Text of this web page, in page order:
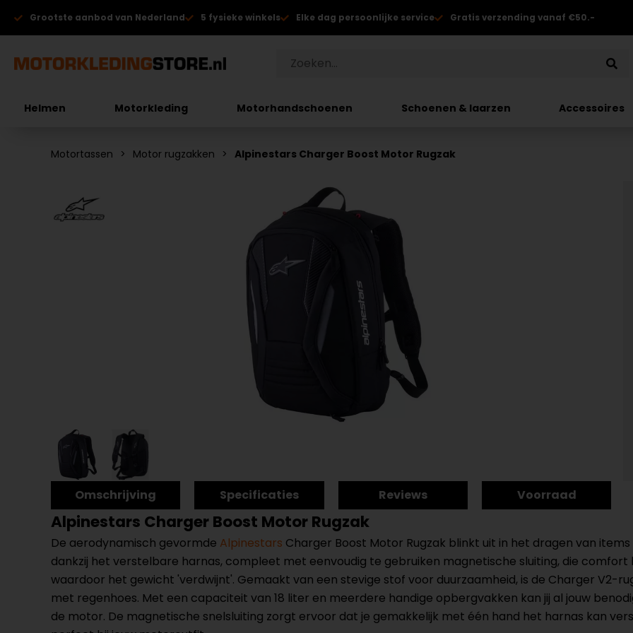
Grootste aanbod van Nederland 5 fysieke winkels Elke dag persoonlijke service Gratis verzending vanaf €50.-
Helmen Motorkleding Motorhandschoenen Schoenen & laarzen Accessoires
Motortassen Motor rugzakken Alpinestars Charger Boost Motor Rugzak
Omschrijving Specificaties Reviews Voorraad
Alpinestars Charger Boost Motor Rugzak
De aerodynamisch gevormde Alpinestars Charger Boost Motor Rugzak blinkt uit in het dragen van
dankzij het verstelbare harnas, compleet met eenvoudig te gebruiken magnetische sluiting, die
waardoor het gewicht 'verdwijnt'. Gemaakt van een stevige stof voor duurzaamheid, is de Charger V2-
met regenhoes. Met een capaciteit van 18 liter en meerdere handige opbergvakken kan jij al jouw
de motor. De magnetische snelsluiting zorgt ervoor dat je gemakkelijk met één hand het harnas kan